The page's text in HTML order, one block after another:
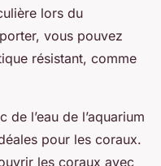
lors du
vous pouvez
résistant, comme
de l’eau de l’aquarium
pour les coraux.
les coraux avec